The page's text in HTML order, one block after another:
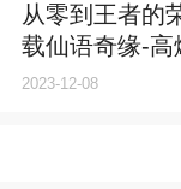
从零到王者的
载仙语奇缘-
准备好了吗？
2023-12-08